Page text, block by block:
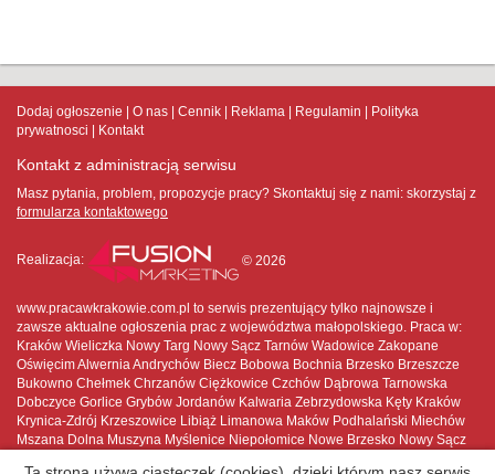
Dodaj ogłoszenie O nas Cennik Reklama Regulamin
Polityka
prywatnosci
Kontakt
Kontakt z administracją serwisu
Masz pytania, problem, propozycje pracy? Skontaktuj się z nami: skorzystaj z
formularza kontaktowego
Realizacja: © 2026
www.pracawkrakowie.com.pl to serwis prezentujący tylko najnowsze i
zawsze aktualne ogłoszenia prac z województwa małopolskiego. Praca w:
Kraków Wieliczka Nowy Targ Nowy Sącz Tarnów Wadowice Zakopane
Oświęcim Alwernia Andrychów Biecz Bobowa Bochnia Brzesko Brzeszcze
Bukowno Chełmek Chrzanów Ciężkowice Czchów Dąbrowa Tarnowska
Dobczyce Gorlice Grybów Jordanów Kalwaria Zebrzydowska Kęty Kraków
Krynica-Zdrój Krzeszowice Libiąż Limanowa Maków Podhalański Miechów
Mszana Dolna Muszyna Myślenice Niepołomice Nowe Brzesko Nowy Sącz